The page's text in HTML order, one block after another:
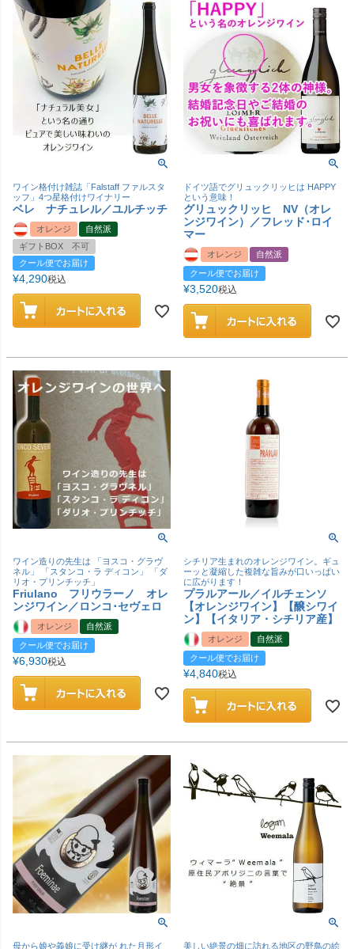
ワイン格付け雑誌「Falstaff ファルスタ
ッフ」4つ星格付けワイナリー
ベレ ナチュレル／ユルチッチ
オレンジ
自然派
ギフトBOX 不可
クール便でお届け
¥4,290税込
ドイツ語でグリュックリッヒは HAPPY
という意味！
グリュックリッヒ NV（オレ
ンジワイン）／フレッド･ロイ
マー
オレンジ
自然派
クール便でお届け
¥3,520税込
ワイン造りの先生は 「ヨスコ・グラヴ
ネル」 「スタンコ・ラ ディコン」 「ダ
リオ・プリンチッチ」
Friulano フリウラーノ オレ
ンジワイン／ロンコ･セヴェロ
オレンジ
自然派
クール便でお届け
¥6,930税込
シチリア生まれのオレンジワイン。ギュ
ーッと凝縮した複雑な旨みが口いっぱい
に広がります！
プラルアール／イルチェンソ
【オレンジワイン】【醸シワイ
ン】【イタリア・シチリア産】
オレンジ
自然派
クール便でお届け
¥4,840税込
母から娘や義娘に受け継が れた月形イ 美しい絶景の畑に訪れる地区の野鳥の絵